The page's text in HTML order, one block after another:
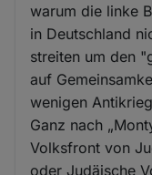
warum die linke
in Deutschland
streiten um den
auf
wenigen
Ganz nach
Volksfront von
oder Judäische